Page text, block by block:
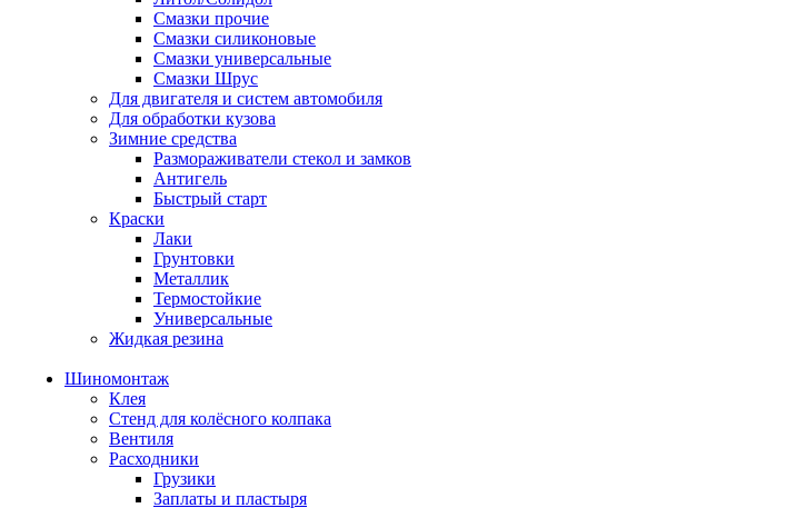
Смазки прочие
Смазки силиконовые
Смазки универсальные
Смазки Шрус
Для двигателя и систем автомобиля
Для обработки кузова
Зимние средства
Размораживатели стекол и замков
Антигель
Быстрый старт
Краски
Лаки
Грунтовки
Металлик
Термостойкие
Универсальные
Жидкая резина
Шиномонтаж
Клея
Стенд для колёсного колпака
Вентиля
Расходники
Грузики
Заплаты и пластыря